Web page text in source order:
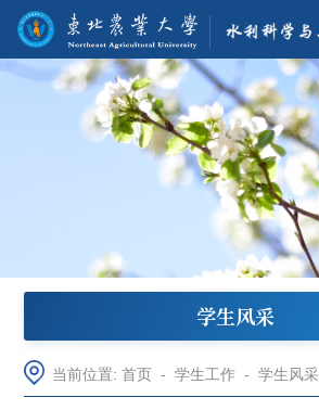
学生风采
当前位置:首页 -学生工作 -学生风采